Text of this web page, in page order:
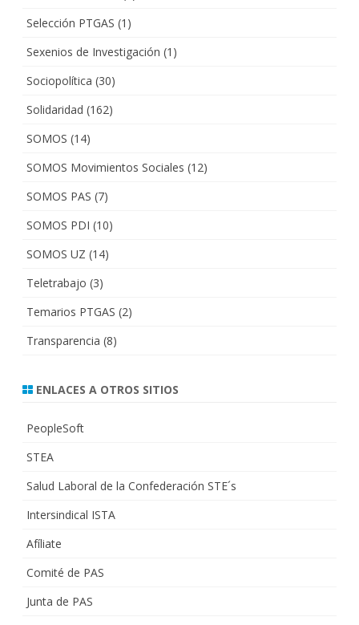
Selección PTGAS (1)
Sexenios de Investigación (1)
Sociopolítica (30)
Solidaridad (162)
SOMOS (14)
SOMOS Movimientos Sociales (12)
SOMOS PAS (7)
SOMOS PDI (10)
SOMOS UZ (14)
Teletrabajo (3)
Temarios PTGAS (2)
Transparencia (8)
ENLACES A OTROS SITIOS
PeopleSoft
STEA
Salud Laboral de la Confederación STE´s
Intersindical ISTA
Afíliate
Comité de PAS
Junta de PAS